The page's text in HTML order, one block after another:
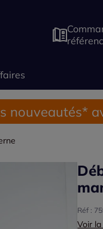
nouveautés*
Réf :
Voir